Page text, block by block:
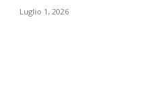
Luglio 1, 2026